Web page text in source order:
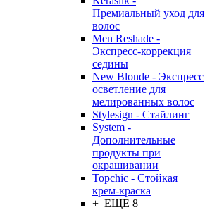
Премиальный уход для
волос
Men Reshade -
Экспресс-коррекция
седины
New Blonde - Экспресс
осветление для
мелированных волос
Stylesign - Стайлинг
System -
Дополнительные
продукты при
окрашивании
Topchic - Стойкая
крем-краска
+ ЕЩЕ 8